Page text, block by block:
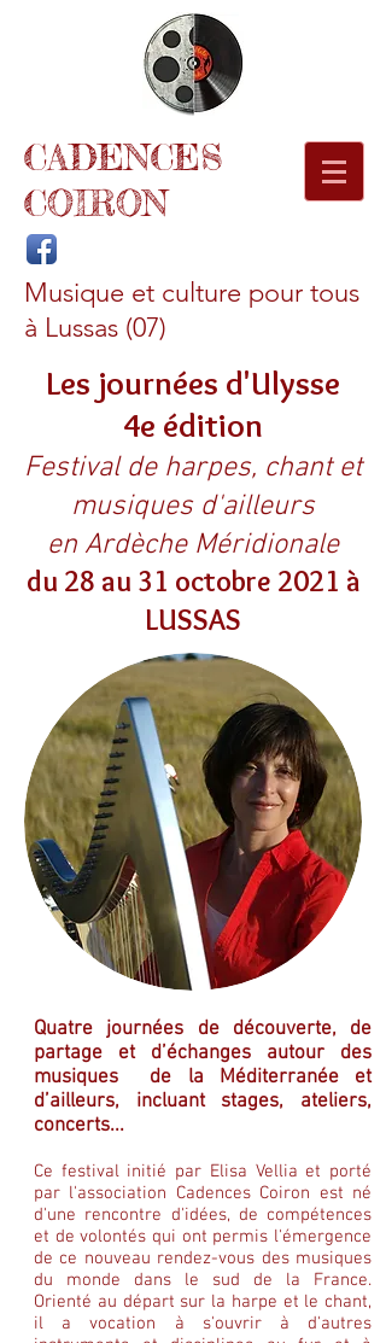
CADENCES
COIRON
Musique et culture pour tous
à Lussas (07)
Les journées d'Ulysse
4e édition
Festival de harpes, chant et
musiques d'ailleurs
en Ardèche Méridionale
du 28 au 31 octobre 2021 à
LUSSAS
Quatre journées de découverte, de
partage et d’échanges autour des
musiques de la Méditerranée et
d’ailleurs, incluant stages, ateliers,
concerts...
Ce festival initié par Elisa Vellia et porté
par l'association Cadences Coiron est né
d'une rencontre d'idées, de compétences
et de volontés qui ont permis l'émergence
de ce nouveau rendez-vous des musiques
du monde dans le sud de la France.
Orienté au départ sur la harpe et le chant,
il a vocation à s'ouvrir à d'autres